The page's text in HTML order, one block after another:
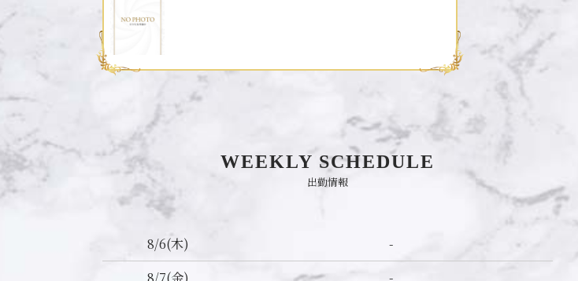
WEEKLY SCHEDULE
出勤情報
8/6(木)
-
-